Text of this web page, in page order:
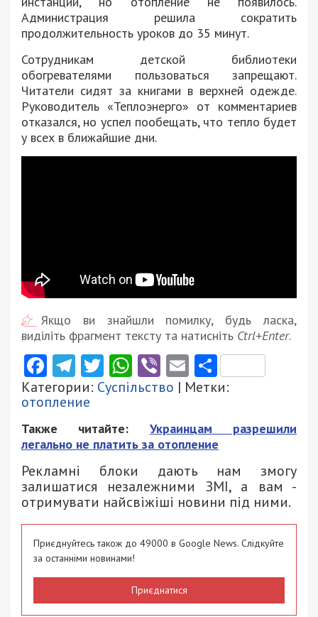
Администрация решила сократить
продолжительность уроков до 35 минут.
Сотрудникам детской библиотеки
обогревателями пользоваться запрещают.
Читатели сидят за книгами в верхней одежде.
Руководитель «Теплоэнерго» от комментариев
отказался, но успел пообещать, что тепло будет
у всех в ближайшие дни.
Якщо ви знайшли помилку, будь ласка,
виділіть фрагмент тексту та натисніть Ctrl+Enter.
Facebook
Telegram
Twitter
WhatsApp
ViberEmail
Категории: Суспільство | Метки:
отопление
Также читайте: Украинцам разрешили
легально не платить за отопление
Рекламні блоки дають нам змогу
залишатися незалежними ЗМІ, а вам -
отримувати найсвіжіші новини під ними.
Приєднуйтесь також до 49000 в Google News. Слідкуйте
за останніми новинами!
Приєднатися